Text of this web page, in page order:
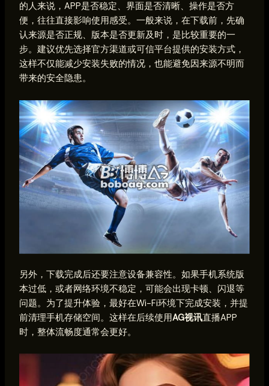
的人来说，APP是否稳定、界面是否清晰、操作是否方
便，往往直接影响使用感受。一般来说，在下载前，先确
认来源是否正规、版本是否更新及时，是比较重要的一
步。建议优先选择官方渠道或可信平台提供的安装方式，
这样不仅能减少安装失败的情况，也能避免因来源不明而
带来的安全隐患。
另外，下载完成后还要注意设备兼容性。如果手机系统版
本过低，或者网络环境不稳定，可能会出现卡顿、闪退等
问题。为了提升体验，最好在Wi-Fi环境下完成安装，并提
前清理手机存储空间。这样在后续使用AG视讯直播APP
时，整体流畅度通常会更好。